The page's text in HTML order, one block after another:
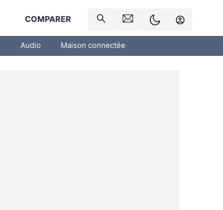
COMPARER
Audio Maison connectée